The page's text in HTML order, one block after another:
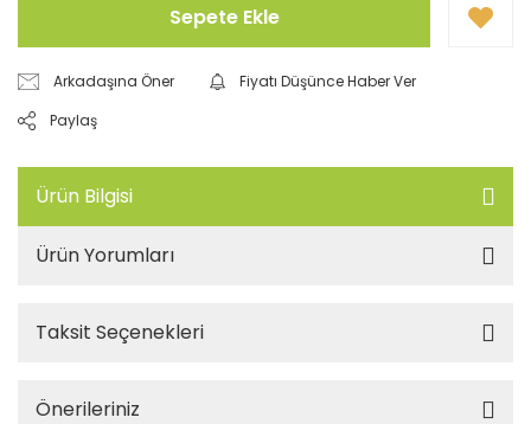
Sepete Ekle
Arkadaşına Öner
Fiyatı Düşünce Haber Ver
Paylaş
Ürün Bilgisi
Ürün Yorumları
Taksit Seçenekleri
Önerileriniz